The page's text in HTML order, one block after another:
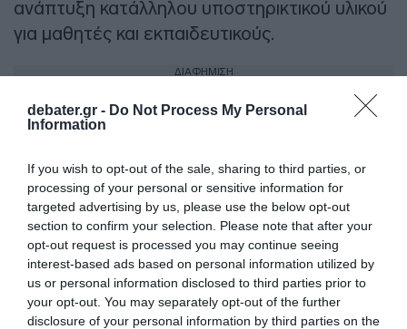
debater.gr - Do Not Process My Personal
Information
If you wish to opt-out of the sale, sharing to third parties, or
processing of your personal or sensitive information for
targeted advertising by us, please use the below opt-out
section to confirm your selection. Please note that after your
opt-out request is processed you may continue seeing
interest-based ads based on personal information utilized by
us or personal information disclosed to third parties prior to
your opt-out. You may separately opt-out of the further
disclosure of your personal information by third parties on the
ανάπτυξη κατάλληλου υποστηρικτικού υλικού
για μαθητές και εκπαιδευτικούς.
ΔΙΑΦΗΜΙΣΗ